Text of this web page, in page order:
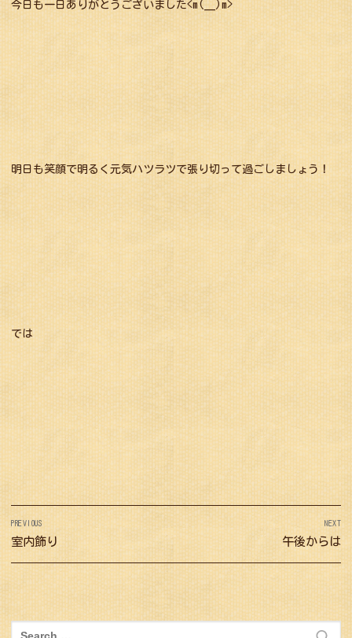
今日も一日ありがとうございました<m(__)m>
明日も笑顔で明るく元気ハツラツで張り切って過ごしましょう！
では
投
稿
ナ
ビ
ゲ
ー
PREVIOUS
Previous
post:
室内飾り
NEXT
Next
post:
午後からは